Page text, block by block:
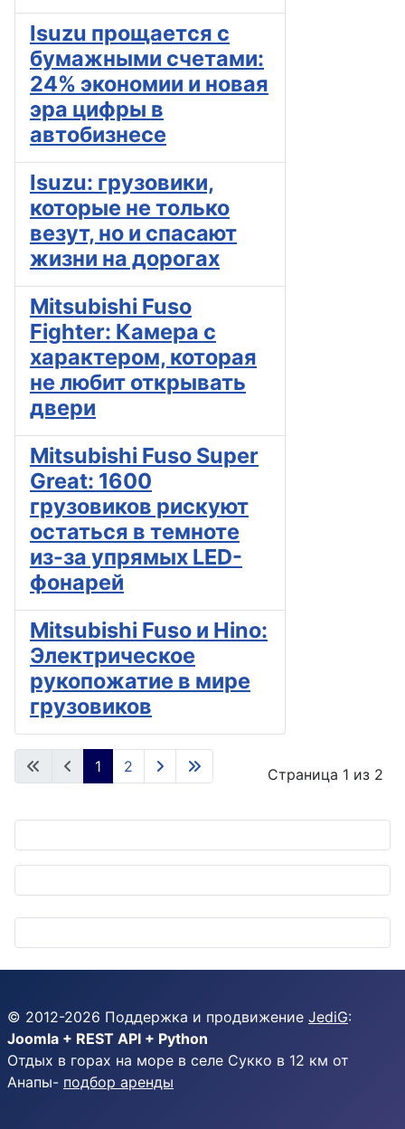
Isuzu прощается с
бумажными счетами:
24% экономии и новая
эра цифры в
автобизнесе
Isuzu: грузовики,
которые не только
везут, но и спасают
жизни на дорогах
Mitsubishi Fuso
Fighter: Камера с
характером, которая
не любит открывать
двери
Mitsubishi Fuso Super
Great: 1600
грузовиков рискуют
остаться в темноте
из-за упрямых LED-
фонарей
Mitsubishi Fuso и Hino:
Электрическое
рукопожатие в мире
грузовиков
Страница 1 из 2
1 2
© 2012-2026 Поддержка и продвижение JediG:
Joomla + REST API + Python
Отдых в горах на море в селе Сукко в 12 км от
Анапы- подбор аренды